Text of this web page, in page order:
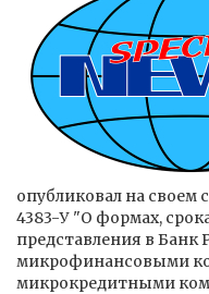
опубликовал на своем
4383-У "О формах,
представления в Банк
микрофинансовыми
микрокредитными